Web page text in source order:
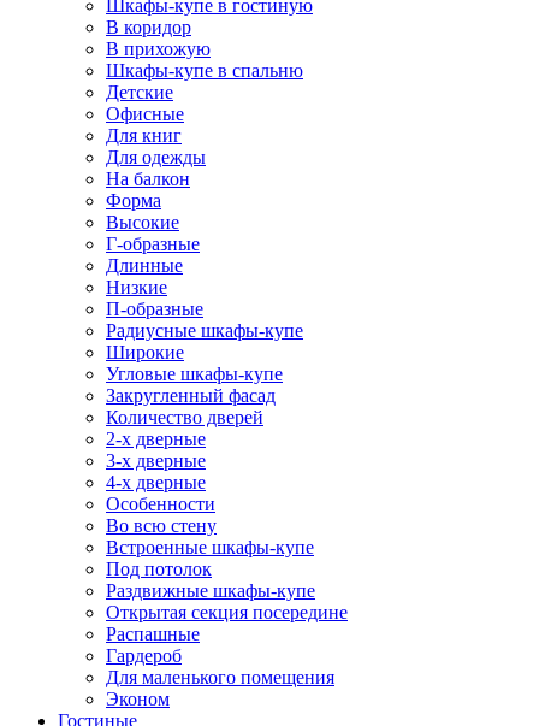
Шкафы-купе в гостиную
В коридор
В прихожую
Шкафы-купе в спальню
Детские
Офисные
Для книг
Для одежды
На балкон
Форма
Высокие
Г-образные
Длинные
Низкие
П-образные
Радиусные шкафы-купе
Широкие
Угловые шкафы-купе
Закругленный фасад
Количество дверей
2-х дверные
3-х дверные
4-х дверные
Особенности
Во всю стену
Встроенные шкафы-купе
Под потолок
Раздвижные шкафы-купе
Открытая секция посередине
Распашные
Гардероб
Для маленького помещения
Эконом
Гостиные